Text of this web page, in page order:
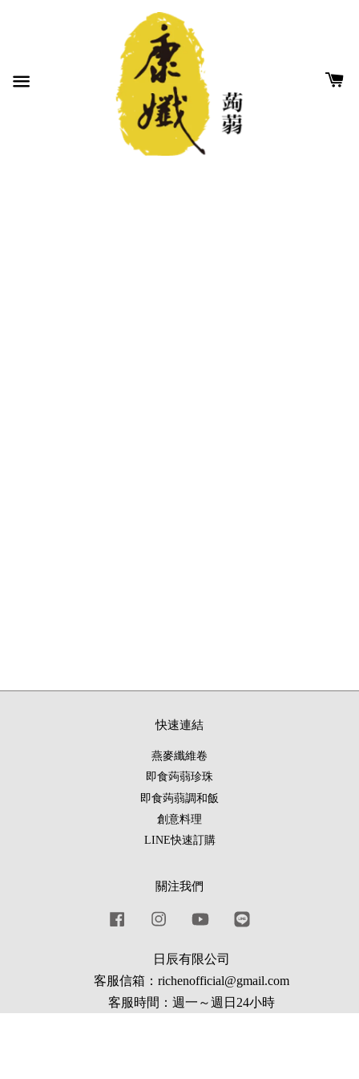
快速連結
燕麥纖維卷
即食蒟蒻珍珠
即食蒟蒻調和飯
創意料理
LINE快速訂購
關注我們
Facebook Instagram YouTube
日辰有限公司
客服信箱：richenofficial@gmail.com
客服時間：週一～週日24小時